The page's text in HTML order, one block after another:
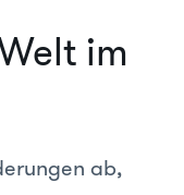
im
ab,